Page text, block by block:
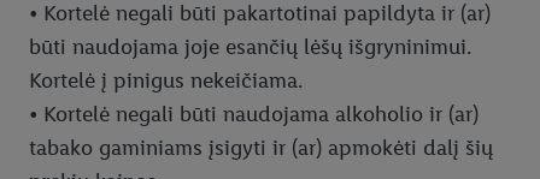
• Kortelė negali būti pakartotinai papildyta ir (ar)
būti naudojama joje esančių lėšų išgryninimui.
Kortelė į pinigus nekeičiama.
• Kortelė negali būti naudojama alkoholio ir (ar)
tabako gaminiams įsigyti ir (ar) apmokėti dalį šių